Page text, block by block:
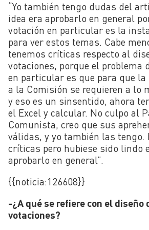
“Yo también tengo dudas del
idea era aprobarlo en general
votación en particular es la
para ver estos temas. Cabe
tenemos críticas respecto al
votaciones, porque el problema
en particular es que para que la
a la Comisión se requieren a lo
y eso es un sinsentido, ahora
el Excel y calcular. No culpo al
Comunista, creo que sus
válidas, y yo también las tengo.
críticas pero hubiese sido lindo
aprobarlo en general”.
{{noticia:126608}}
-¿A qué se refiere con el diseño
votaciones?